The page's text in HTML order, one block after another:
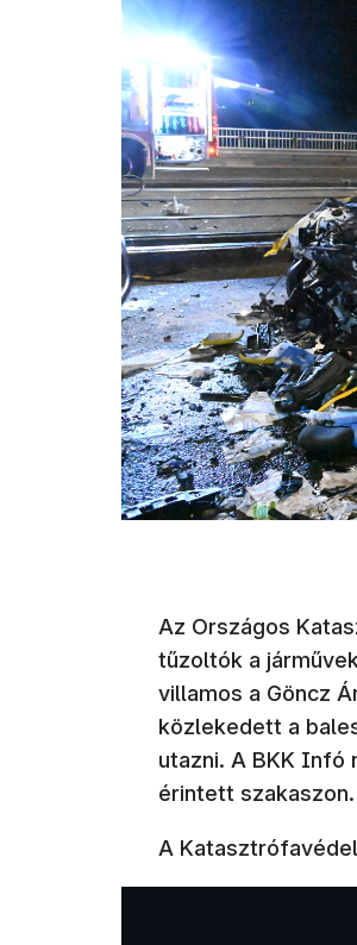
Az Országos
tűzoltók a
villamos a Göncz
közlekedett a
utazni. A BKK
érintett szakaszon.
A